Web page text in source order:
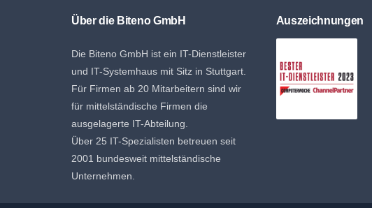
Über die Biteno GmbH
Die Biteno GmbH ist ein IT-Dienstleister
und IT-Systemhaus mit Sitz in Stuttgart.
Für Firmen ab 20 Mitarbeitern sind wir
für mittelständische Firmen die
ausgelagerte IT-Abteilung.
Über 25 IT-Spezialisten betreuen seit
2001 bundesweit mittelständische
Unternehmen.
Auszeichnungen